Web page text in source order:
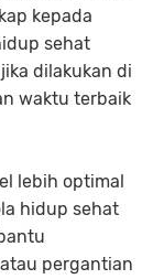
kepada
sehat
dilakukan di
waktu terbaik
lebih optimal
hidup sehat
pergantian